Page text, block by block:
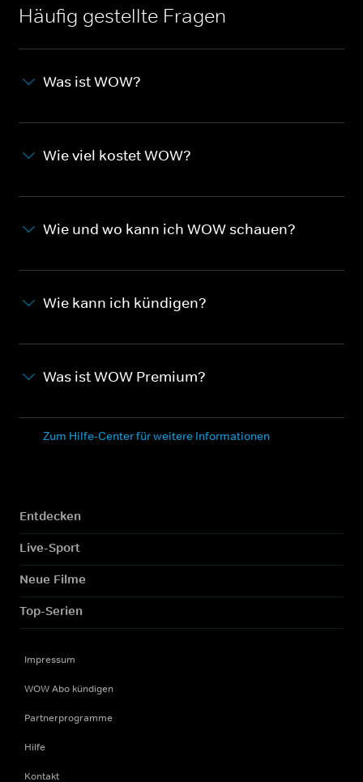
Häufig gestellte Fragen
Was ist WOW?
Wie viel kostet WOW?
Wie und wo kann ich WOW schauen?
Wie kann ich kündigen?
Was ist WOW Premium?
Zum Hilfe-Center für weitere Informationen
Entdecken
Live-Sport
Neue Filme
Top-Serien
Impressum
WOW Abo kündigen
Partnerprogramme
Hilfe
Kontakt